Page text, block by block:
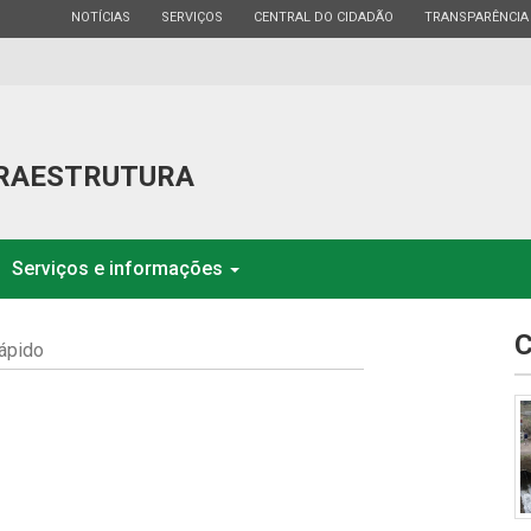
ESTADO
NOTÍCIAS ESTADO
SERVIÇOS ESTADO
CENTRAL DO CIDADÃO ESTADO
TRANSPARÊNCIA
Serviços e informações